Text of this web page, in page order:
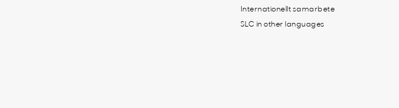
Internationellt samarbete
SLC in other languages